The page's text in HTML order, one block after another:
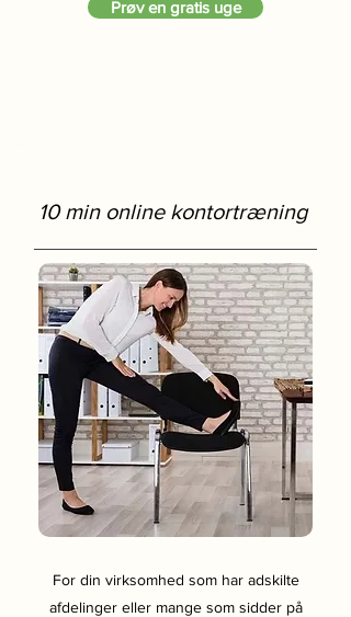
Prøv en gratis uge
10 min online kontortræning
For din virksomhed som har adskilte
afdelinger eller mange som sidder på